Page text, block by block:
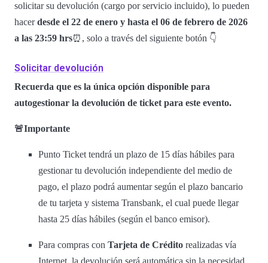
solicitar su devolución (cargo por servicio incluido), lo pueden
hacerdesde el 22 de enero y hasta el 06 de febrero de 2026
a las 23:59 hrs⏰, solo a través del siguiente botón 👇
Solicitar devolución
Recuerda que es la única opción disponible para
autogestionar la devolución de ticket para este evento.
🚨Importante
Punto Ticket tendrá un plazo de 15 días hábiles para
gestionar tu devolución independiente del medio de
pago, el plazo podrá aumentar según el plazo bancario
de tu tarjeta y sistema Transbank, el cual puede llegar
hasta 25 días hábiles (según el banco emisor).
Para compras con Tarjeta de Crédito realizadas vía
Internet, la devolución será automática sin la necesidad